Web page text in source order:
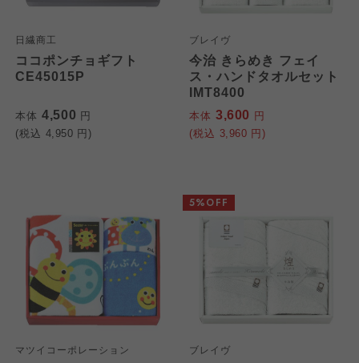
日繊商工
ココポンチョギフト
CE45015P
本体 4,500 円
(税込 4,950 円)
ブレイヴ
今治 きらめき フェイ
ス・ハンドタオルセット
IMT8400
本体 3,600 円
(税込 3,960 円)
マツイコーポレーション ブレイヴ
5%OFF